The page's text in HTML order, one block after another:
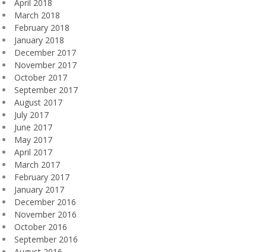
April 2018
March 2018
February 2018
January 2018
December 2017
November 2017
October 2017
September 2017
August 2017
July 2017
June 2017
May 2017
April 2017
March 2017
February 2017
January 2017
December 2016
November 2016
October 2016
September 2016